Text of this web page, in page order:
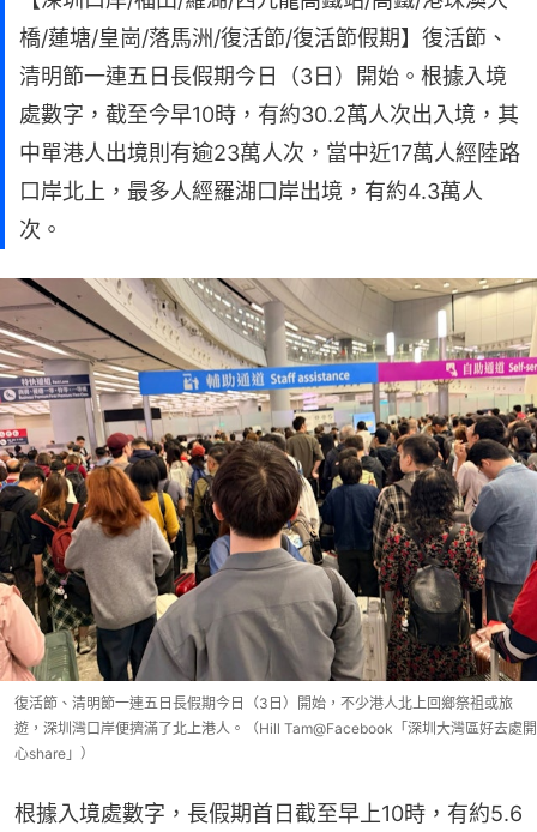
橋/蓮塘/皇崗/落馬洲/復活節/復活節假期】復活節、
清明節一連五日長假期今日（3日）開始。根據入境
處數字，截至今早10時，有約30.2萬人次出入境，其
中單港人出境則有逾23萬人次，當中近17萬人經陸路
口岸北上，最多人經羅湖口岸出境，有約4.3萬人
次。
復活節、清明節一連五日長假期今日（3日）開始，不少港人北上回鄉祭祖或旅
遊，深圳灣口岸便擠滿了北上港人。（Hill Tam@Facebook「深圳大灣區好去處開
心share」）
根據入境處數字，長假期首日截至早上10時，有約5.6